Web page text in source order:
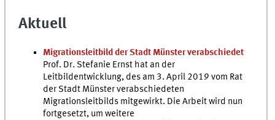
Aktuell
Migrationsleitbild der Stadt Münster verabschiedet
Prof. Dr. Stefanie Ernst hat an der
Leitbildentwicklung, des am 3. April 2019 vom Rat
der Stadt Münster verabschiedeten
Migrationsleitbilds mitgewirkt. Die Arbeit wird nun
fortgesetzt, um weitere